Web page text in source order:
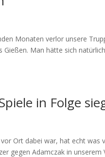
Monaten verlor unsere
Man hätte sich
in Folge
Ort dabei war, hat echt was
gegen Adamczak in unserem